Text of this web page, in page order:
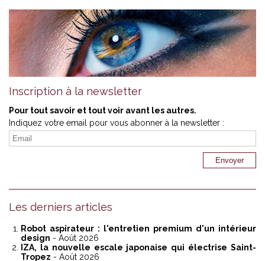
Inscription à la newsletter
Pour tout savoir et tout voir avant les autres.
Indiquez votre email pour vous abonner à la newsletter :
Les derniers articles
Robot aspirateur : l'entretien premium d'un intérieur
design - Août 2026
IZA, la nouvelle escale japonaise qui électrise Saint-
Tropez - Août 2026